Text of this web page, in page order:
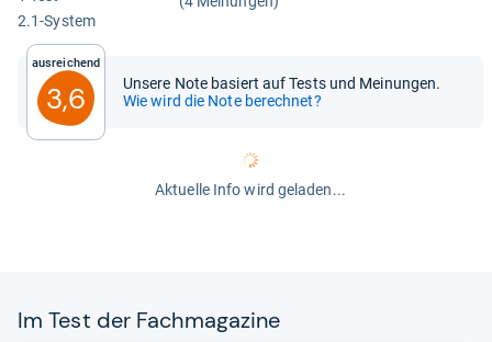
2.1-​Sys­tem
Ausreichend
3,6
Unsere Note basiert auf Tests und Meinungen.
Wie wird die Note berechnet?
Aktuelle Info wird geladen...
Im Test der Fach­ma­ga­zine